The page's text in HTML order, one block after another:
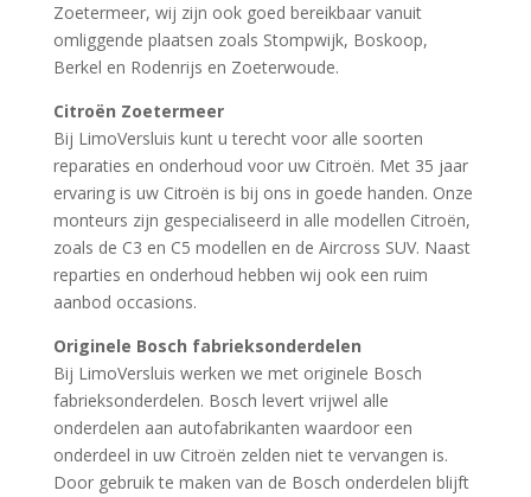
Zoetermeer, wij zijn ook goed bereikbaar vanuit
omliggende plaatsen zoals Stompwijk, Boskoop,
Berkel en Rodenrijs en Zoeterwoude.
Citroën Zoetermeer
Bij LimoVersluis kunt u terecht voor alle soorten
reparaties en onderhoud voor uw Citroën. Met 35 jaar
ervaring is uw Citroën is bij ons in goede handen. Onze
monteurs zijn gespecialiseerd in alle modellen Citroën,
zoals de C3 en C5 modellen en de Aircross SUV. Naast
reparties en onderhoud hebben wij ook een ruim
aanbod occasions.
Originele Bosch fabrieksonderdelen
Bij LimoVersluis werken we met originele Bosch
fabrieksonderdelen. Bosch levert vrijwel alle
onderdelen aan autofabrikanten waardoor een
onderdeel in uw Citroën zelden niet te vervangen is.
Door gebruik te maken van de Bosch onderdelen blijft